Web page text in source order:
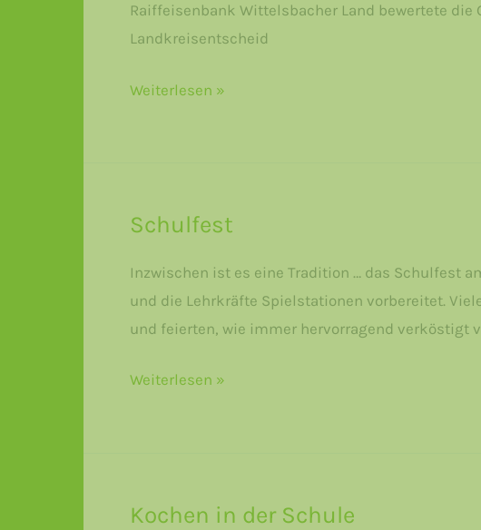
Raiffeisenbank Wittelsbacher Land bewertete
Landkreisentscheid
Mathewettbewerb
Weiterlesen »
Schulfest
Inzwischen ist es eine Tradition … das Schulfest
und die Lehrkräfte Spielstationen vorbereitet.
und feierten, wie immer hervorragend verköstigt
Schulfest
Weiterlesen »
Kochen in der Schule